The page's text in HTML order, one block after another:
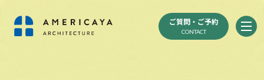
ご質問・ご予約
CONTACT